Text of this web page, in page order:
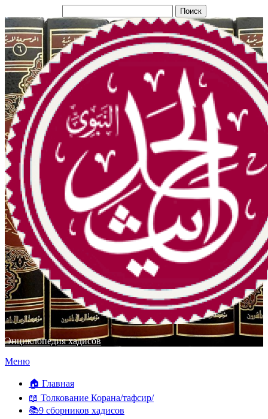
Энциклопедия хадисов
Перейти
содержимому
Меню
🏠 Главная
📖 Толкование Корана/тафсир/
📚9 сборников хадисов